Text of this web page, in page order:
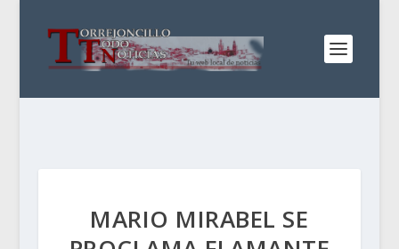
MARIO MIRABEL SE